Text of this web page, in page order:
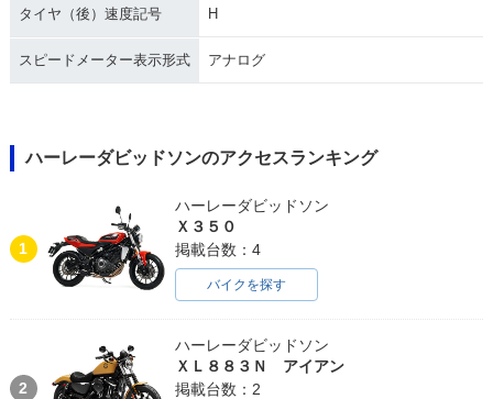
タイヤ（後）速度記号 H
スピードメーター表示形式 アナログ
ハーレーダビッドソンのアクセスランキング
1
ハーレーダビッドソン
Ｘ３５０
掲載台数：4
バイクを探す
2
ハーレーダビッドソン
ＸＬ８８３Ｎ アイアン
掲載台数：2